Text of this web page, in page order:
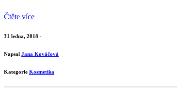
Čtěte více
31 ledna, 2018 -
Napsal Jana Kováčová
Kategorie Kosmetika